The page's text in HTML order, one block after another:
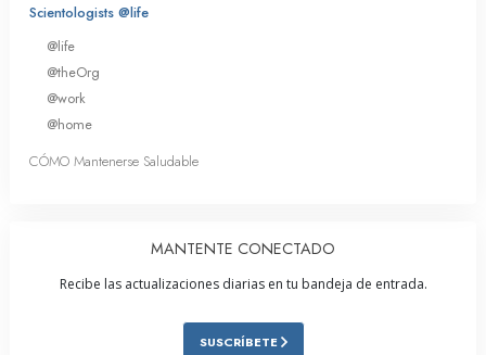
Scientologists @life
@life
@theOrg
@work
@home
CÓMO Mantenerse Saludable
MANTENTE CONECTADO
Recibe las actualizaciones diarias en tu bandeja de entrada.
SUSCRÍBETE